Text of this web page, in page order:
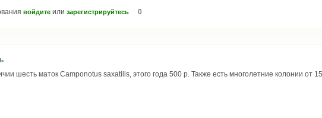
войдите или зарегистрируйтесь 0
шесть маток Camponotus saxatilis, этого года 500 р. Также есть многолетние колонии от